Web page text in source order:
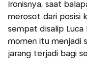
Ironisnya, saat
merosot dari posisi
sempat disalip Luca
momen itu menjadi
jarang terjadi bagi